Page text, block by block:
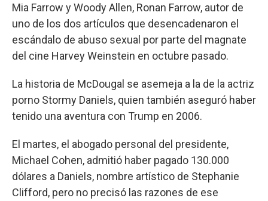
Mia Farrow y Woody Allen, Ronan Farrow, autor de
uno de los dos artículos que desencadenaron el
escándalo de abuso sexual por parte del magnate
del cine Harvey Weinstein en octubre pasado.
La historia de McDougal se asemeja a la de la actriz
porno Stormy Daniels, quien también aseguró haber
tenido una aventura con Trump en 2006.
El martes, el abogado personal del presidente,
Michael Cohen, admitió haber pagado 130.000
dólares a Daniels, nombre artístico de Stephanie
Clifford, pero no precisó las razones de ese